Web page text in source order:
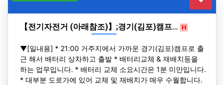
【전기자전거 (아래참조)】;경기(김포)캠프… H
▼[일내용] * 21:00 거주지에서 가까운 경기(김포)캠프로 출
근 해서 배터리 상차하고 출발 * 배터리교체 & 재배치등을
하는 업무입니다. * 배터리 교체 소요시간은 1분 미만입니다.
* 대부분 도로가에 있어 교체 및 재배치가 매우 수월합니다.